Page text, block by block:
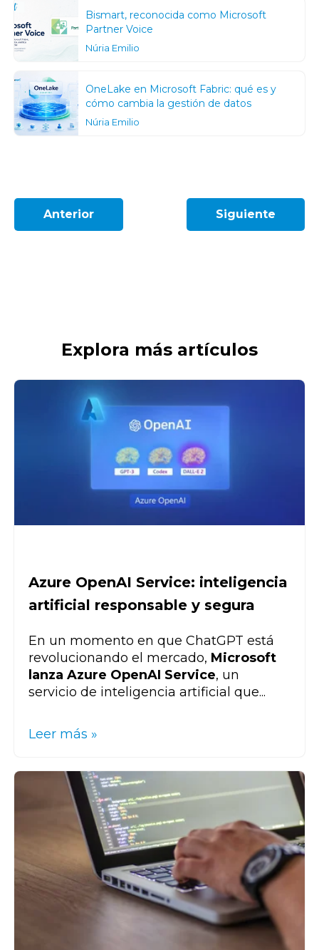
Bismart, reconocida como Microsoft
Partner Voice
Núria Emilio
OneLake en Microsoft Fabric: qué es y
cómo cambia la gestión de datos
Núria Emilio
Anterior Siguiente
Explora más artículos
Azure OpenAI Service: inteligencia
artificial responsable y segura
En un momento en que ChatGPT está
revolucionando el mercado, Microsoft
lanza Azure OpenAI Service, un
servicio de inteligencia artificial que...
Leer más »